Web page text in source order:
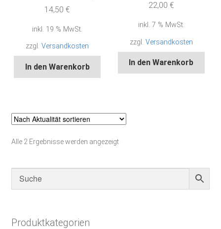
14,50€
inkl. 19 % MwSt.
zzgl.Versandkosten
In den Warenkorb
22,00 €
inkl. 7 % MwSt.
zzgl. Versandkosten
In den Warenkorb
Alle 2 Ergebnisse werden angezeigtNach
Produktkategorien